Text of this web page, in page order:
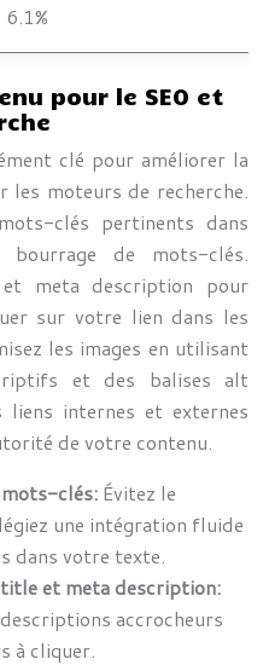
6.1%
pour le SEO et
clé pour améliorer la
moteurs de recherche.
clés pertinents dans
de mots-clés.
meta description pour
sur votre lien dans les
les images en utilisant
et des balises alt
liens internes et externes
de votre contenu.
clés: Évitez le
une intégration fluide
dans votre texte.
et meta description:
accrocheurs
à cliquer.